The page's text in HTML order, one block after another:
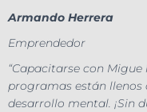
Armando Herrera
Emprendedor
“Capacitarse con
programas están
desarrollo mental. ¡Sin